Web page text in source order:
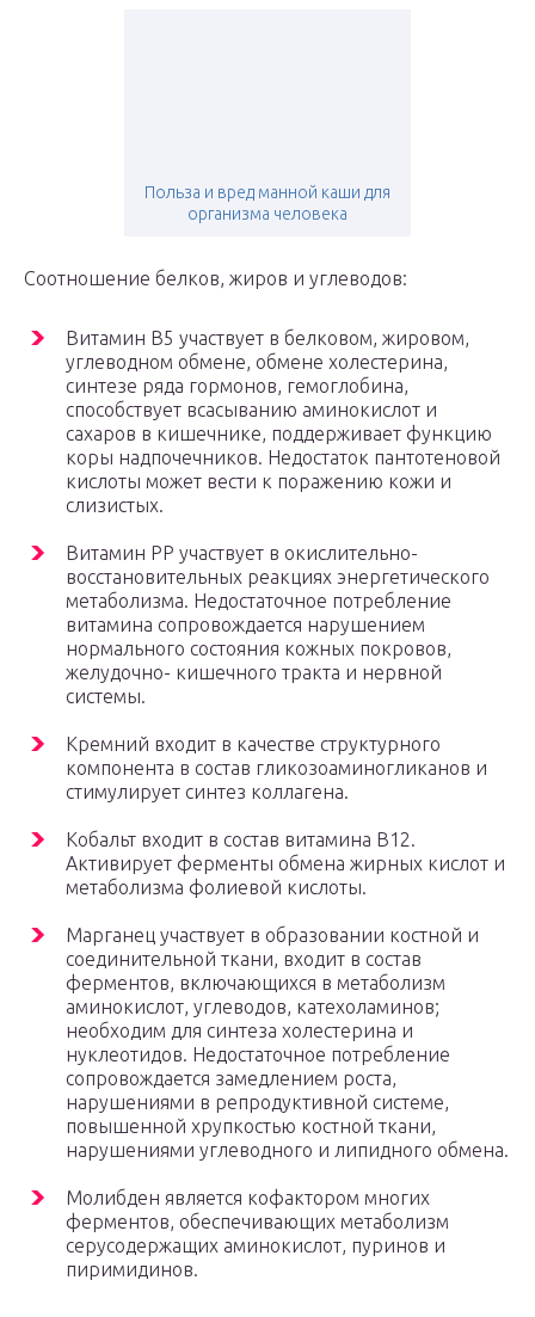
Польза и вред манной каши для
организма человека
Cоотношение белков, жиров и углеводов:
Витамин В5 участвует в белковом, жировом,
углеводном обмене, обмене холестерина,
синтезе ряда гормонов, гемоглобина,
способствует всасыванию аминокислот и
сахаров в кишечнике, поддерживает функцию
коры надпочечников. Недостаток пантотеновой
кислоты может вести к поражению кожи и
слизистых.
Витамин РР участвует в окислительно-
восстановительных реакциях энергетического
метаболизма. Недостаточное потребление
витамина сопровождается нарушением
нормального состояния кожных покровов,
желудочно- кишечного тракта и нервной
системы.
Кремний входит в качестве структурного
компонента в состав гликозоаминогликанов и
стимулирует синтез коллагена.
Кобальт входит в состав витамина В12.
Активирует ферменты обмена жирных кислот и
метаболизма фолиевой кислоты.
Марганец участвует в образовании костной и
соединительной ткани, входит в состав
ферментов, включающихся в метаболизм
аминокислот, углеводов, катехоламинов;
необходим для синтеза холестерина и
нуклеотидов. Недостаточное потребление
сопровождается замедлением роста,
нарушениями в репродуктивной системе,
повышенной хрупкостью костной ткани,
нарушениями углеводного и липидного обмена.
Молибден является кофактором многих
ферментов, обеспечивающих метаболизм
серусодержащих аминокислот, пуринов и
пиримидинов.